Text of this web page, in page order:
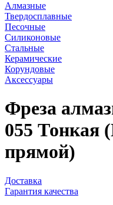
Алмазные
Твердосплавные
Песочные
Силиконовые
Стальные
Керамические
Корундовые
Аксессуары
Фреза
055 Тонкая
прямой)
Доставка
Гарантия качества